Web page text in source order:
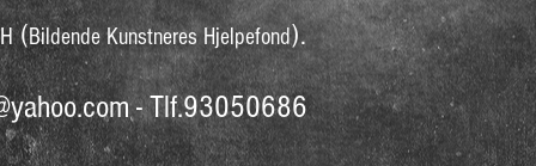
(Bildende Kunstneres Hjelpefond).
- Tlf.93050686